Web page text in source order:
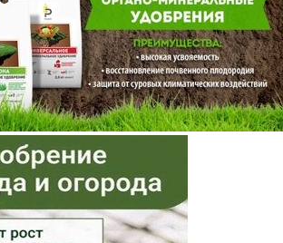
Московская область
Мурманская область
Ненецкий АО
Нижегородская область
Новгородская область
Новосибирская область
Омская область